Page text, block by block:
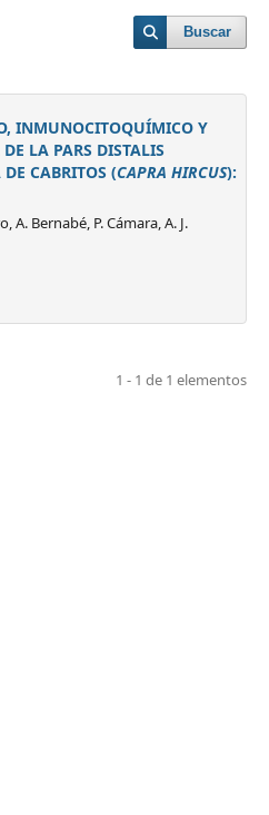
Buscar
INMUNOCITOQUÍMICO Y
LA PARS DISTALIS
CABRITOS (CAPRA HIRCUS):
A. Bernabé, P. Cámara, A. J.
1 - 1 de 1 elementos